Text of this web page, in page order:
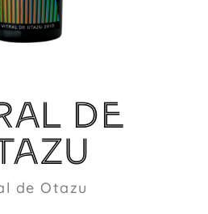
DE
de Otazu